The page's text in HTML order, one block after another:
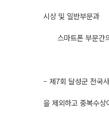
시상 및 일반부문과
스마트폰 부문간
– 제7회 달성군 전국
을 제외하고 중복수상